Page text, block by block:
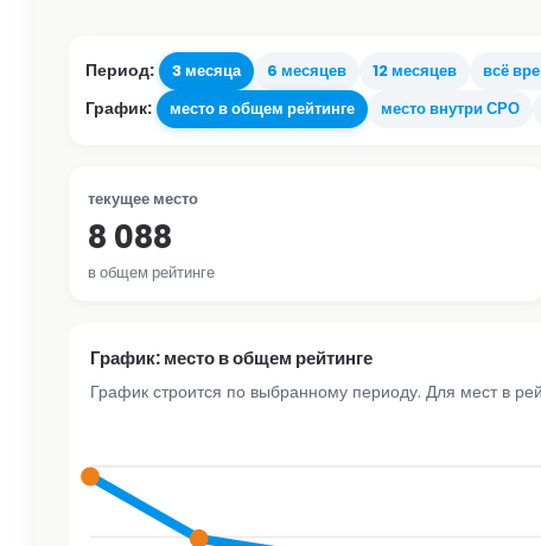
Период: 3 месяца 6 месяцев 12 месяцев всё
График: место в общем рейтинге место внутри СРО
текущее место
8 088
в общем рейтинге
График: место в общем рейтинге
График строится по выбранному периоду. Для мест в